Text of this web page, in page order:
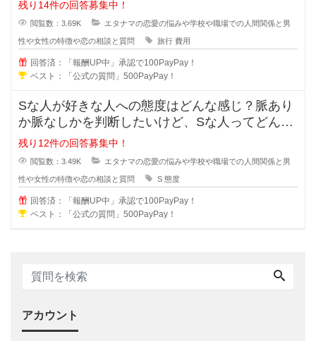
残り14件の回答募集中！
閲覧数：3.69K エタナマの恋愛の悩みや学校や職場での人間関係と男
性や女性の特徴や恋の相談と質問 旅行 費用
回答済：「報酬UP中」承認で100PayPay！
ベスト：「公式の質問」500PayPay！
Sな人が好きな人への態度はどんな感じ？脈あり
か脈なしかを判断したいけど、Sな人ってどんな
考えで好きな人への態度が出るでし
残り12件の回答募集中！
閲覧数：3.49K エタナマの恋愛の悩みや学校や職場での人間関係と男
性や女性の特徴や恋の相談と質問 S 態度
回答済：「報酬UP中」承認で100PayPay！
ベスト：「公式の質問」500PayPay！
アカウント